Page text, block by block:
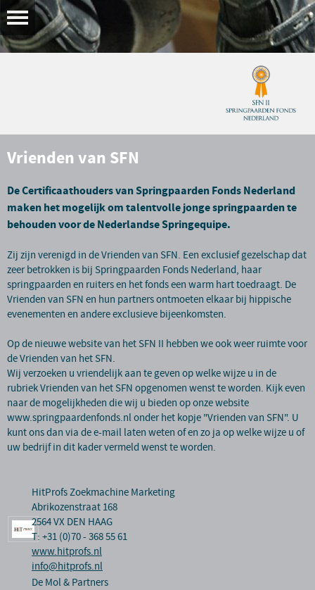
Vrienden van SFN
De Certificaathouders van Springpaarden Fonds Nederland
maken het mogelijk om talentvolle jonge springpaarden te
behouden voor de Nederlandse Springequipe.
Zij zijn verenigd in de Vrienden van SFN. Een exclusief gezelschap dat
zeer betrokken is bij Springpaarden Fonds Nederland, haar
springpaarden en ruiters en het fonds een warm hart toedraagt. De
Vrienden van SFN en hun partners ontmoeten elkaar bij hippische
evenementen en andere exclusieve bijeenkomsten.
Op de nieuwe website van het SFN II hebben we ook weer ruimte voor
de Vrienden van het SFN.
Wij verzoeken u vriendelijk aan te geven op welke wijze u in de
rubriek Vrienden van het SFN opgenomen wenst te worden. Kijk even
naar de mogelijkheden die wij u bieden op onze website
www.springpaardenfonds.nl onder het kopje "Vrienden van SFN". U
kunt ons dan via de e-mail laten weten of en zo ja op welke wijze u of
uw bedrijf in dit kader vermeld wenst te worden.
HitProfs Zoekmachine Marketing
Abrikozenstraat 168
2564 VX DEN HAAG
T: +31 (0)70 - 368 55 61
www.hitprofs.nl
info@hitprofs.nl
De Mol & Partners